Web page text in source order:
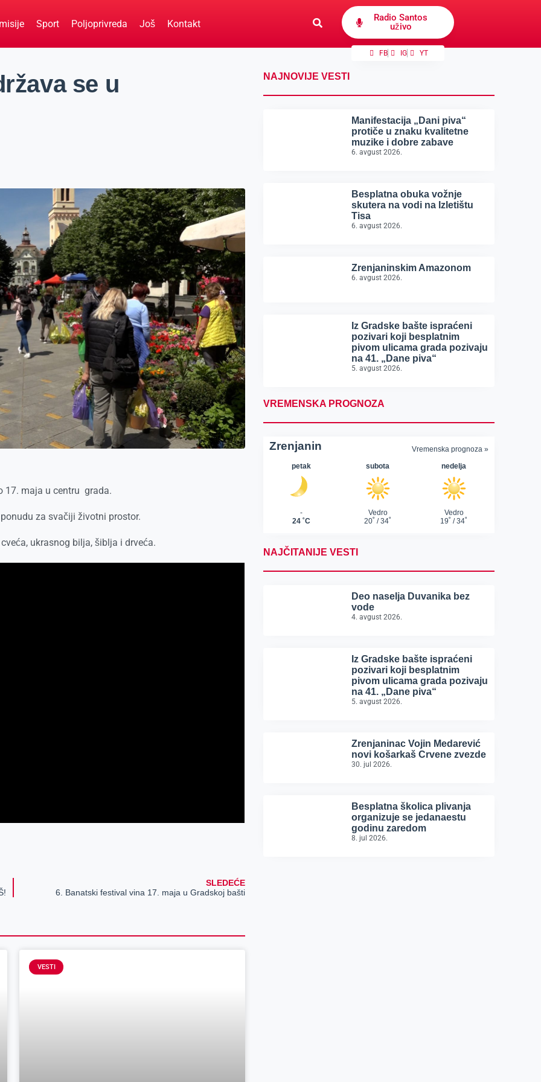
Sport Poljoprivreda Još Kontakt
Radio Santos
uživo
FB IG YT
se u
17. maja u centru grada.
za svačiji životni prostor.
ukrasnog bilja, šiblja i drveća.
SLEDEĆE
6. Banatski festival vina 17. maja u Gradskoj bašti
VESTI
NAJNOVIJE VESTI
Manifestacija „Dani piva“
protiče u znaku kvalitetne
muzike i dobre zabave
6. avgust 2026.
Besplatna obuka vožnje
skutera na vodi na Izletištu
Tisa
6. avgust 2026.
Zrenjaninskim Amazonom
6. avgust 2026.
Iz Gradske bašte ispraćeni
pozivari koji besplatnim
pivom ulicama grada pozivaju
na 41. „Dane piva“
5. avgust 2026.
VREMENSKA PROGNOZA
NAJČITANIJE VESTI
Deo naselja Duvanika bez
vode
4. avgust 2026.
Iz Gradske bašte ispraćeni
pozivari koji besplatnim
pivom ulicama grada pozivaju
na 41. „Dane piva“
5. avgust 2026.
Zrenjaninac Vojin Medarević
novi košarkaš Crvene zvezde
30. jul 2026.
Besplatna školica plivanja
organizuje se jedanaestu
godinu zaredom
8. jul 2026.